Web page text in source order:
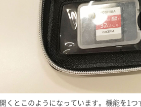
開くとこのようになっています。機能を1つ